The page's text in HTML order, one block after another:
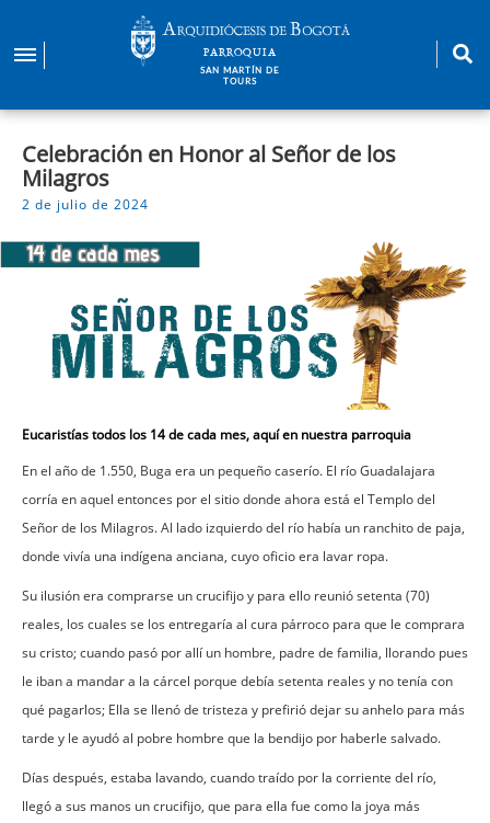
contenido
PARROQUIA
SAN MARTÍN DE
TOURS
Celebración en Honor al Señor de los
Milagros
2 de julio de 2024
Eucaristías todos los 14 de cada mes, aquí en nuestra parroquia
En el año de 1.550, Buga era un pequeño caserío. El río Guadalajara
corría en aquel entonces por el sitio donde ahora está el Templo del
Señor de los Milagros. Al lado izquierdo del río había un ranchito de paja,
donde vivía una indígena anciana, cuyo oficio era lavar ropa.
Su ilusión era comprarse un crucifijo y para ello reunió setenta (70)
reales, los cuales se los entregaría al cura párroco para que le comprara
su cristo; cuando pasó por allí un hombre, padre de familia, llorando pues
le iban a mandar a la cárcel porque debía setenta reales y no tenía con
qué pagarlos; Ella se llenó de tristeza y prefirió dejar su anhelo para más
tarde y le ayudó al pobre hombre que la bendijo por haberle salvado.
Días después, estaba lavando, cuando traído por la corriente del río,
llegó a sus manos un crucifijo, que para ella fue como la joya más